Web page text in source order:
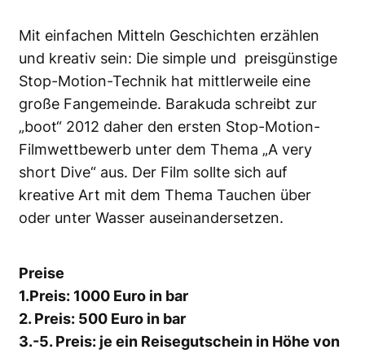
Mit einfachen Mitteln Geschichten erzählen
und kreativ sein: Die simple und preisgünstige
Stop-Motion-Technik hat mittlerweile eine
große Fangemeinde. Barakuda schreibt zur
„boot“ 2012 daher den ersten Stop-Motion-
Filmwettbewerb unter dem Thema „A very
short Dive“ aus. Der Film sollte sich auf
kreative Art mit dem Thema Tauchen über
oder unter Wasser auseinandersetzen.
Preise
1.Preis: 1000 Euro in bar
2. Preis: 500 Euro in bar
3.-5. Preis: je ein Reisegutschein in Höhe von